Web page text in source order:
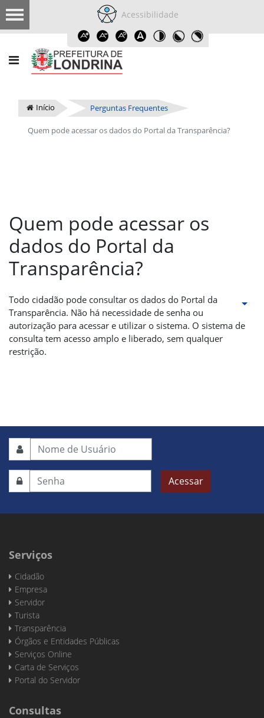
Acessibilidade
Início Perguntas Frequentes
Quem pode acessar os dados do Portal da Transparência?
Quem pode acessar os
dados do Portal da
Transparência?
Todo cidadão pode consultar os dados do Portal da
Transparência. Não há necessidade de senha ou
autorização para acessar e utilizar o sistema. O sistema de
consulta tem acesso amplo e liberado, sem qualquer
restrição.
Acessar
Serviços
Cidadão
Empresa
Servidor
Turista
Transparência
Órgãos e Entidades Públicas
Serviços Online
Carta de Serviços
Portal do Servidor
Consultas